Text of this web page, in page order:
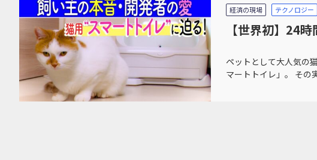
経済の現場 テクノロジー
【世界初】24
ペットとして大人気の
マートトイレ」。 その